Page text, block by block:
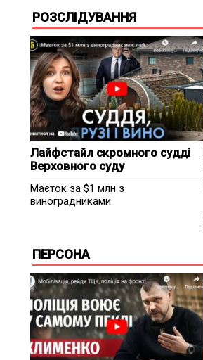
РОЗСЛІДУВАННЯ
Лайфстайл скромного судді
Верховного суду
Маєток за $1 млн з
виноградниками
ПЕРСОНА